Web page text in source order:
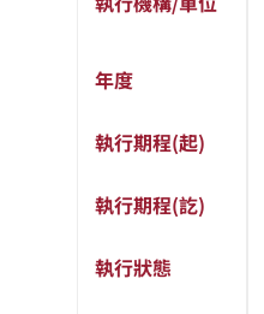
年度
執行期程(起)
執行期程(訖)
執行狀態